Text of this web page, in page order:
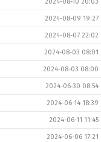
2024-08-10 20:03
2024-08-09 19:27
2024-08-07 22:02
2024-08-03 08:01
2024-08-03 08:00
2024-06-30 08:54
2024-06-14 18:39
2024-06-11 11:45
2024-06-06 17:21